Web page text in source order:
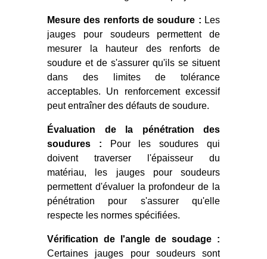
Mesure des renforts de soudure : Les
jauges pour soudeurs permettent de
mesurer la hauteur des renforts de
soudure et de s'assurer qu'ils se situent
dans des limites de tolérance
acceptables. Un renforcement excessif
peut entraîner des défauts de soudure.
Évaluation de la pénétration des
soudures : Pour les soudures qui
doivent traverser l'épaisseur du
matériau, les jauges pour soudeurs
permettent d'évaluer la profondeur de la
pénétration pour s'assurer qu'elle
respecte les normes spécifiées.
Vérification de l'angle de soudage :
Certaines jauges pour soudeurs sont